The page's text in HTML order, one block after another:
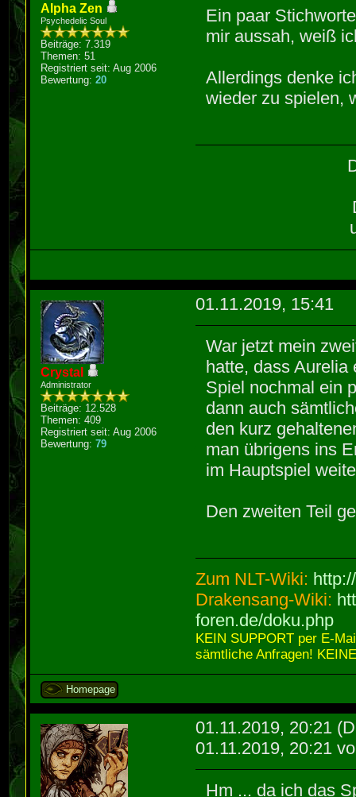
Alpha Zen
Psychedelic Soul
Beiträge: 7.319
Themen: 51
Registriert seit: Aug 2006
Bewertung:20
Ein paar
mir aussah, weiß
Allerdings denke
wieder zu spielen,
Crystal
Administrator
Beiträge: 12.528
Themen: 409
Registriert seit: Aug 2006
Bewertung:79
01.11.2019, 15:41
War jetzt mein
hatte, dass Aurelia
Spiel nochmal ein
dann auch
den kurz
man übrigens ins
im Hauptspiel
Den zweiten Teil
Zum NLT-Wiki:
Drakensang-Wiki:
foren.de/doku.php
KEIN SUPPORT per E-
sämtliche Anfragen!
Homepage
01.11.2019, 20:21
01.11.2019, 20:21
Hm ... da ich das